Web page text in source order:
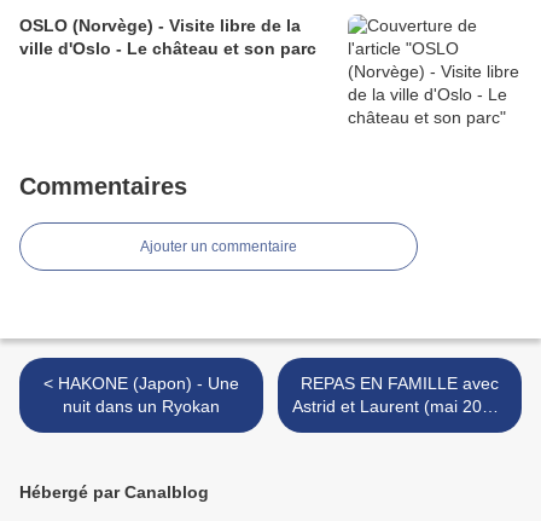
OSLO (Norvège) - Visite libre de la
ville d'Oslo - Le château et son parc
Commentaires
Ajouter un commentaire
< HAKONE (Japon) - Une
nuit dans un Ryokan
REPAS EN FAMILLE avec
Astrid et Laurent (mai 2025)
>
Hébergé par Canalblog